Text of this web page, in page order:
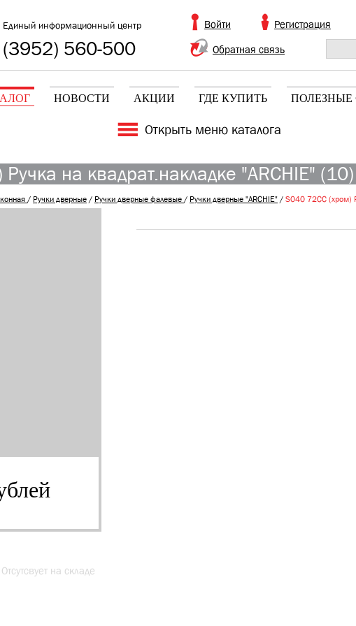
Единый информационный центр
(3952) 560-500
Войти
Регистрация
Обратная связь
НОВОСТИ АКЦИИ ГДЕ КУПИТЬ ПОЛЕЗНЫЕ
Открыть меню каталога
на квадрат.накладке "ARCHIE" (10)
/ Ручки дверные/ Ручки дверные фалевые/ Ручки дверные "ARCHIE"/S040 72CC (хром)
Отсутсвует на складе